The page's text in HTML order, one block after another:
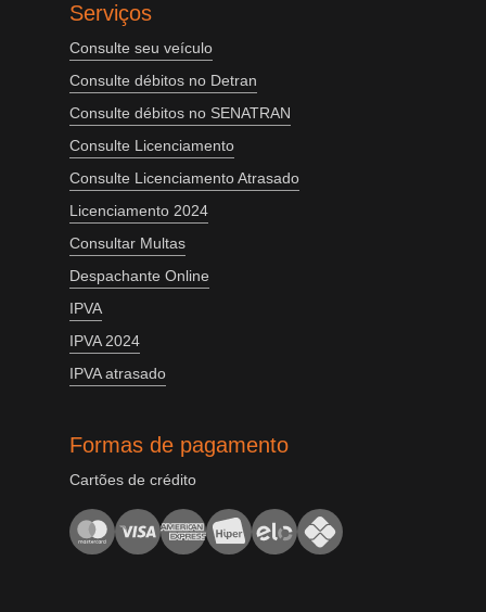
Serviços
Consulte seu veículo
Consulte débitos no Detran
Consulte débitos no SENATRAN
Consulte Licenciamento
Consulte Licenciamento Atrasado
Licenciamento 2024
Consultar Multas
Despachante Online
IPVA
IPVA 2024
IPVA atrasado
Formas de pagamento
Cartões de crédito